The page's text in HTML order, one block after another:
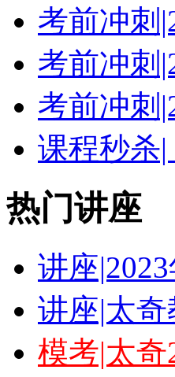
考前冲刺
考前冲刺
考前冲刺
课程秒杀
热门讲座
讲座
讲座|太
模考|太